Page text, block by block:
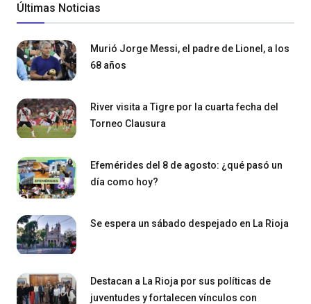
Últimas Noticias
Murió Jorge Messi, el padre de Lionel, a los
68 años
River visita a Tigre por la cuarta fecha del
Torneo Clausura
Efemérides del 8 de agosto: ¿qué pasó un
día como hoy?
Se espera un sábado despejado en La Rioja
Destacan a La Rioja por sus políticas de
juventudes y fortalecen vínculos con